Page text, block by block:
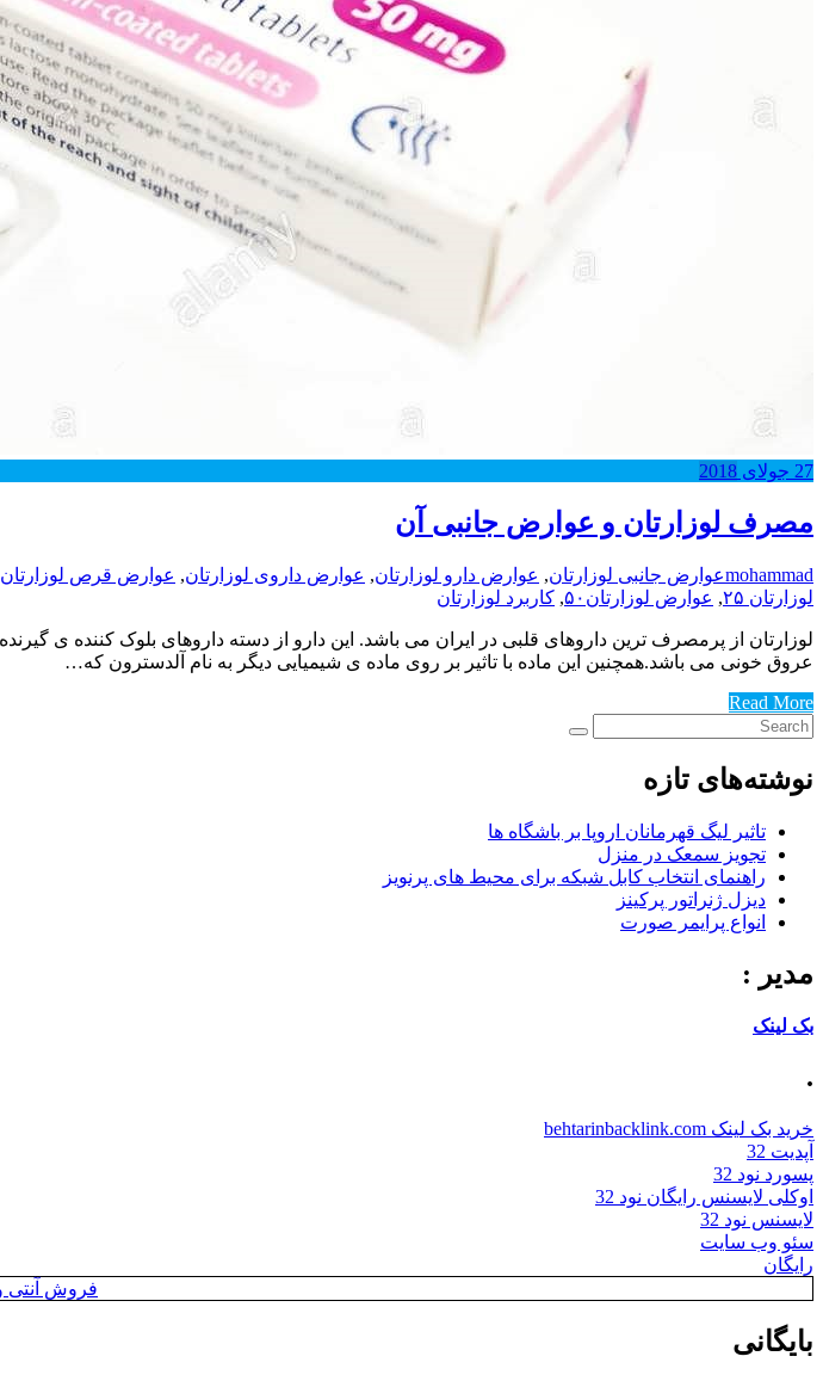
27 جولای 2018
مصرف لوزارتان و عوارض جانبی آن
mohammadعوارض جانبی لوزارتان, عوارض دارو لوزارتان, عوارض داروی لوزارتان, عوارض قرص لوزارتان
لوزارتان ۲۵
, عوارض لوزارتان۵۰ , کاربرد لوزارتان
لوزارتان از پرمصرف ترین داروهای قلبی در ایران می باشد. این دارو از دسته داروهای بلوک کننده ی
عروق خونی می باشد.همچنین این ماده با تاثیر بر روی ماده ی شیمیایی دیگر به نام آلدسترون که…
Read More
نوشته‌های تازه
تاثیر لیگ قهرمانان اروپا بر باشگاه ها
تجویز سمعک در منزل
راهنمای انتخاب کابل شبکه برای محیط های پرنویز
دیزل ژنراتور پرکینز
انواع پرایمر صورت
مدیر :
بک لینک
.
خرید بک لینک behtarinbacklink.com
آپدیت 32
پسورد نود 32
اوکلی لایسنس رایگان نود 32
لایسنس نود 32
سئو وب سایت
رایگان
فروش آنتی
بایگانی